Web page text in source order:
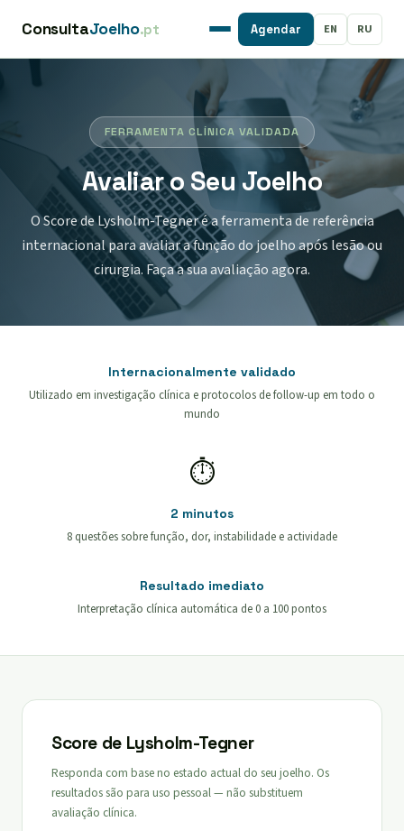
ConsultaJoelho.pt Agendar EN RU
FERRAMENTA CLÍNICA VALIDADA
Avaliar o Seu Joelho
O Score de Lysholm-Tegner é a ferramenta de referência
internacional para avaliar a função do joelho após lesão ou
cirurgia. Faça a sua avaliação agora.
Internacionalmente validado
Utilizado em investigação clínica e protocolos de follow-up em todo o
mundo
⏱
2 minutos
8 questões sobre função, dor, instabilidade e actividade
Resultado imediato
Interpretação clínica automática de 0 a 100 pontos
Score de Lysholm-Tegner
Responda com base no estado actual do seu joelho. Os
resultados são para uso pessoal — não substituem
avaliação clínica.